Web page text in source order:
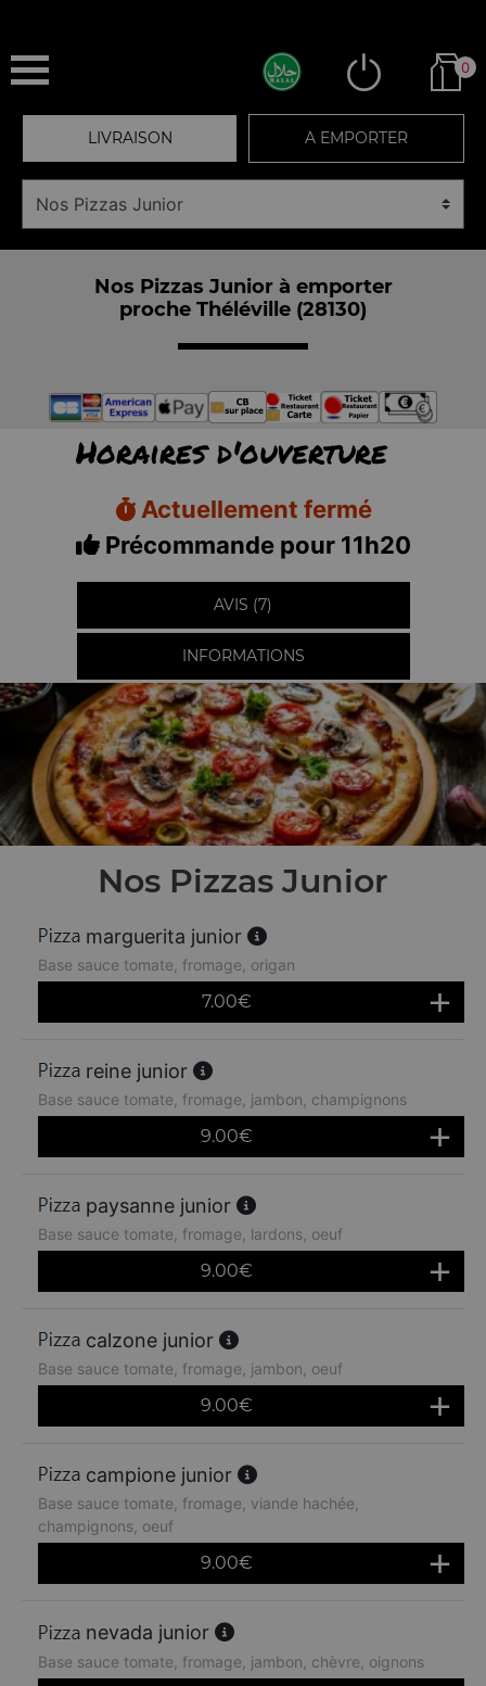
0
LIVRAISON A EMPORTER
Nos Pizzas Junior à emporter
proche Théléville (28130)
Horaires d'ouverture
Actuellement fermé
Précommande pour 11h20
AVIS (7)
INFORMATIONS
Nos Pizzas Junior
marguerita junior
Base sauce tomate, fromage, origan
7.00€
reine junior
Base sauce tomate, fromage, jambon, champignons
9.00€
paysanne junior
Base sauce tomate, fromage, lardons, oeuf
9.00€
calzone junior
Base sauce tomate, fromage, jambon, oeuf
9.00€
campione junior
Base sauce tomate, fromage, viande hachée,
champignons, oeuf
9.00€
nevada junior
Base sauce tomate, fromage, jambon, chèvre, oignons